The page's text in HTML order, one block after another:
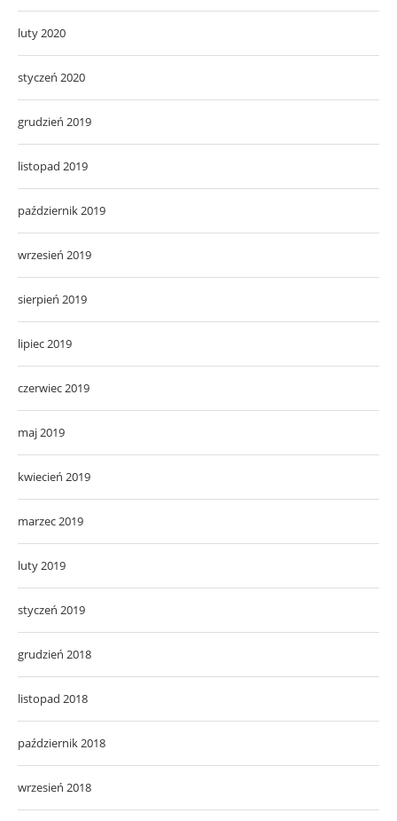
luty 2020
styczeń 2020
grudzień 2019
listopad 2019
październik 2019
wrzesień 2019
sierpień 2019
lipiec 2019
czerwiec 2019
maj 2019
kwiecień 2019
marzec 2019
luty 2019
styczeń 2019
grudzień 2018
listopad 2018
październik 2018
wrzesień 2018